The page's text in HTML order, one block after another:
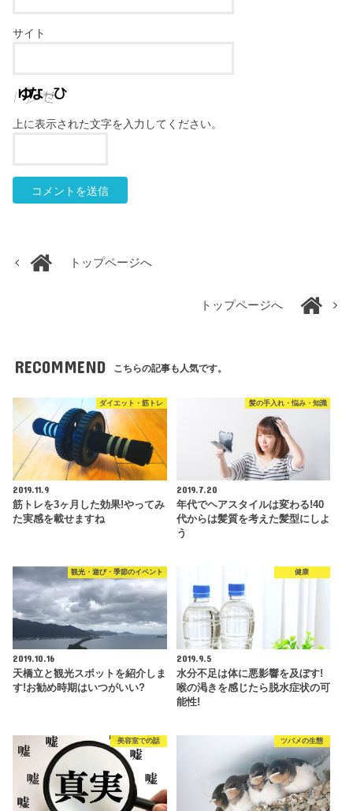
サイト
上に表示された文字を入力してください。
トップページへ
トップページへ
RECOMMEND こちらの記事も人気です。
ダイエット・筋トレ
2019.11.9
筋トレを3ヶ月した効果!やってみ
た実感を載せますね
髪の手入れ・悩み・知識
2019.7.20
年代でヘアスタイルは変わる!40
代からは髪質を考えた髪型にしよ
う
観光・遊び・季節のイベント
2019.10.16
天橋立と観光スポットを紹介しま
す!お勧め時期はいつがいい?
健康
2019.9.5
水分不足は体に悪影響を及ぼす!
喉の渇きを感じたら脱水症状の可
能性!
美容室での話 ツバメの生態